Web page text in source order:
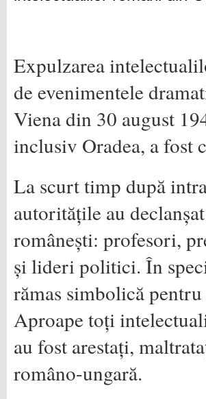
Expulzarea
de evenimentele
Viena din 30 august
inclusiv Oradea, a fost
La scurt timp după
autoritățile au
românești: profesori,
și lideri politici. În
rămas simbolică
Aproape toți
au fost arestați,
româno-ungară.